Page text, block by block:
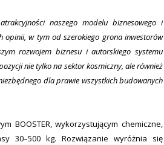
naszego modelu biznesowego i
opinii, w tym od szerokiego grona inwestorów
rozwojem biznesu i autorskiego systemu
nie tylko na sektor kosmiczny, ale również
dla prawie wszystkich budowanych
BOOSTER, wykorzystującym chemiczne,
30–500 kg. Rozwiązanie wyróżnia się